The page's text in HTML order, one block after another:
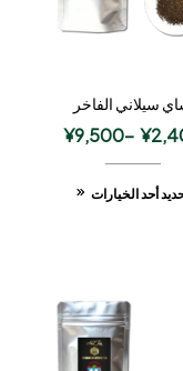
سيلاني الفاخر
¥
–
¥9,500
أحد الخيارات